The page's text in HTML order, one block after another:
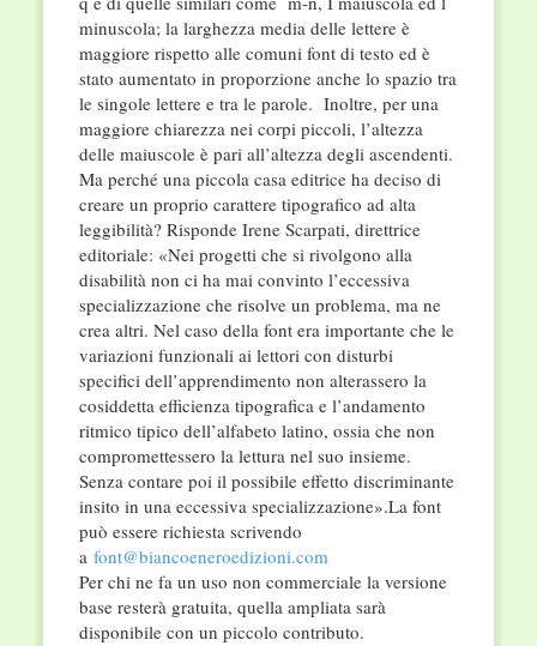
minuscola; la larghezza media delle lettere è
maggiore rispetto alle comuni font di testo ed è
stato aumentato in proporzione anche lo spazio tra
le singole lettere e tra le parole. Inoltre, per una
maggiore chiarezza nei corpi piccoli, l’altezza
delle maiuscole è pari all’altezza degli ascendenti.
Ma perché una piccola casa editrice ha deciso di
creare un proprio carattere tipografico ad alta
leggibilità? Risponde Irene Scarpati, direttrice
editoriale: «Nei progetti che si rivolgono alla
disabilità non ci ha mai convinto l’eccessiva
specializzazione che risolve un problema, ma ne
crea altri. Nel caso della font era importante che le
variazioni funzionali ai lettori con disturbi
specifici dell’apprendimento non alterassero la
cosiddetta efficienza tipografica e l’andamento
ritmico tipico dell’alfabeto latino, ossia che non
compromettessero la lettura nel suo insieme.
Senza contare poi il possibile effetto discriminante
insito in una eccessiva specializzazione».La font
può essere richiesta scrivendo
a font@biancoeneroedizioni.com
Per chi ne fa un uso non commerciale la versione
base resterà gratuita, quella ampliata sarà
disponibile con un piccolo contributo.